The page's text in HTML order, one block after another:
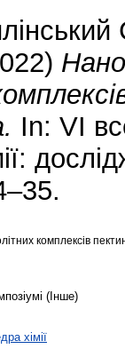
In: VІ
комплексів
(Інше)
хімії